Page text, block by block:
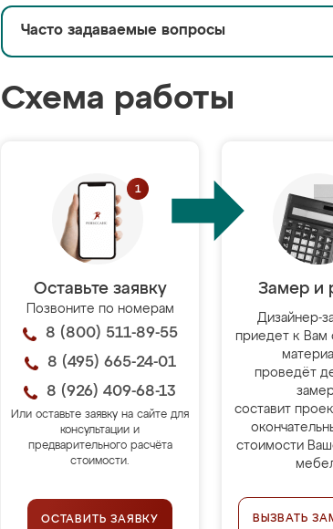
Часто задаваемые вопросы
Схема работы
Оставьте заявку
Позвоните по номерам
8 (800) 511-89-55
8 (495) 665-24-01
8 (926) 409-68-13
Или оставьте заявку на сайте для
консультации и
предварительного расчёта
стоимости.
ОСТАВИТЬ ЗАЯВКУ
Замер и
Дизайнер-
приедет к Вам
проведёт
составит
стоимости
ВЫЗВАТЬ